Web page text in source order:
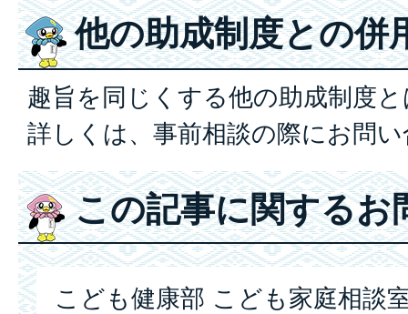
他の助成制度との併
趣旨を同じくする他の助成制度
詳しくは、事前相談の際にお問
この記事に関するお
こども健康部 こども家庭相談